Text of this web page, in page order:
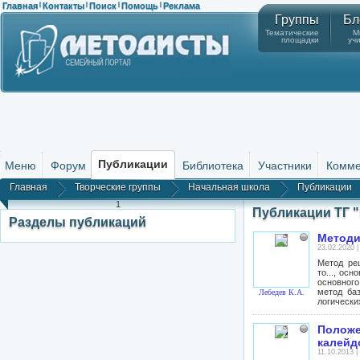
Главная | Контакты | Поиск | Помощь | Реклама
Группы
Тематические
площадки
Меню Форум Публикации Библиотека Участники
Главная Творческие группы Начальная школа Публикации
1
Разделы публикаций
Публикации ТГ
Лебедев К.А.
23.02.2020 |
Метод
то...,
метод
11.10.2013 |